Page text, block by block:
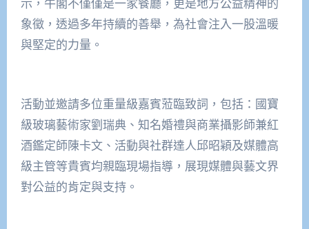
象徵，透過多年持續的善舉，為社會注入一股溫暖
與堅定的力量。
活動並邀請多位重量級嘉賓蒞臨致詞，包括：國寶
級玻璃藝術家劉瑞典、知名婚禮與商業攝影師兼紅
酒鑑定師陳卡文、活動與社群達人邱昭穎及媒體高
級主管等貴賓均親臨現場指導，展現媒體與藝文界
對公益的肯定與支持。